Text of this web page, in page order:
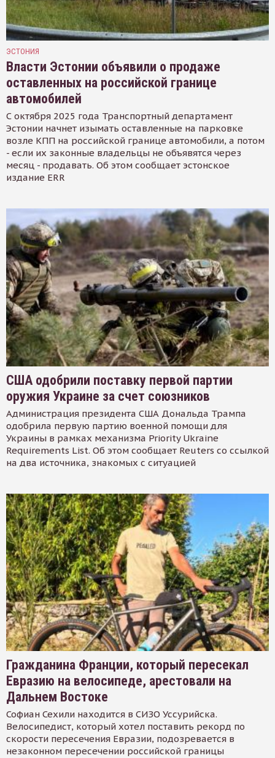
ЭСТОНИЯ
Власти Эстонии объявили о продаже
оставленных на российской границе
автомобилей
С октября 2025 года Транспортный департамент
Эстонии начнет изымать оставленные на парковке
возле КПП на российской границе автомобили, а потом
- если их законные владельцы не объявятся через
месяц - продавать. Об этом сообщает эстонское
издание ERR
США одобрили поставку первой партии
оружия Украине за счет союзников
Администрация президента США Дональда Трампа
одобрила первую партию военной помощи для
Украины в рамках механизма Priority Ukraine
Requirements List. Об этом сообщает Reuters со ссылкой
на два источника, знакомых с ситуацией
Гражданина Франции, который пересекал
Евразию на велосипеде, арестовали на
Дальнем Востоке
Софиан Сехили находится в СИЗО Уссурийска.
Велосипедист, который хотел поставить рекорд по
скорости пересечения Евразии, подозревается в
незаконном пересечении российской границы